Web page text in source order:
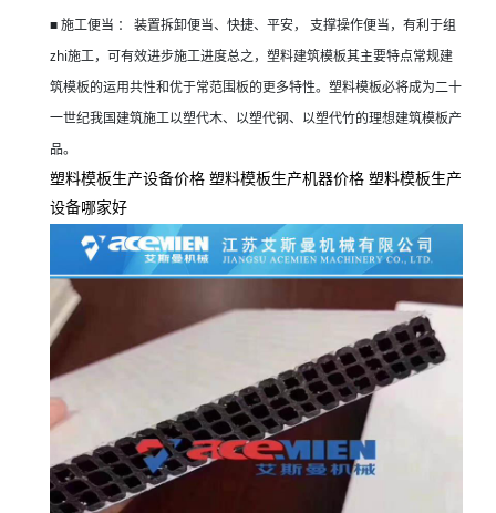
■ 施工便当 ： 装置拆卸便当、快捷、平安， 支撑操作便当，有利于组
zhi施工，可有效进步施工进度总之，塑料建筑模板其主要特点常规建
筑模板的运用共性和优于常范围板的更多特性。塑料模板必将成为二十
一世纪我国建筑施工以塑代木、以塑代钢、以塑代竹的理想建筑模板产
品。
塑料模板生产设备价格 塑料模板生产机器价格 塑料模板生产
设备哪家好